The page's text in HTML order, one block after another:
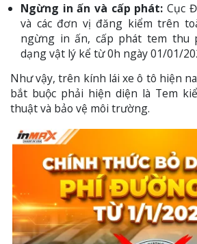
Ngừng in ấn và cấp phát: Cục
và các đơn vị đăng kiểm trên
ngừng in ấn, cấp phát tem thu
dạng vật lý kể từ 0h ngày 01/01/
Như vậy, trên kính lái xe ô tô hiện
bắt buộc phải hiện diện là Tem
thuật và bảo vệ môi trường.